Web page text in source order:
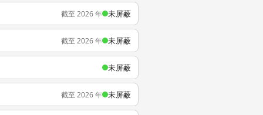
截至 2026 年 未屏蔽
截至 2026 年 未屏蔽
未屏蔽
截至 2026 年 未屏蔽